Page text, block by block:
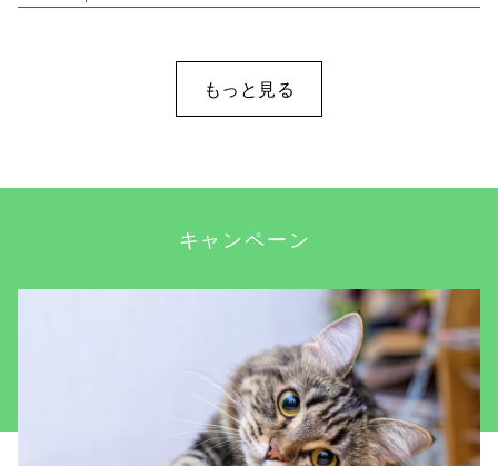
もっと見る
キャンペーン